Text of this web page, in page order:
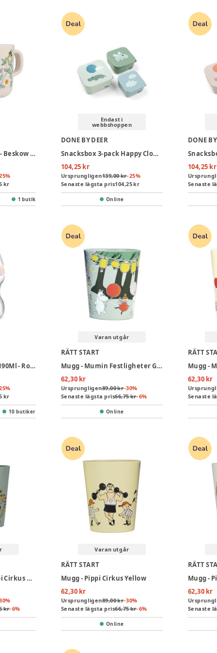
Mugg Med Handtag - Beskow Blomsterfesten
%
kr
1 butik
Endast i
webbshoppen
DONE BY DEER
Snacksbox 3-pack Happy Clouds - Green
104,25 kr
Ursprungligen139,00 kr-25%
Senaste lägsta pris104,25 kr
Online
DONE
104,25 kr
Senaste
Learn To Drink Cup 190Ml - Rosa
%
kr
10 butiker
Varan utgår
RÄTT START
Mugg - Mumin Festligheter Green
62,30 kr
Ursprungligen89,00 kr-30%
Senaste lägsta pris66,75 kr-6%
Online
RÄTT
62,30 kr
Senaste
Tumblermugg - Pippi Cirkus Green
%
kr-6%
Varan utgår
RÄTT START
Mugg - Pippi Cirkus Yellow
62,30 kr
Ursprungligen89,00 kr-30%
Senaste lägsta pris66,75 kr-6%
Online
RÄTT
Mugg -
62,30 kr
Senaste